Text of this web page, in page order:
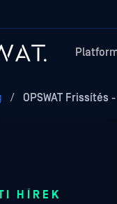
/ OPSWAT Frissítés
HÍREK